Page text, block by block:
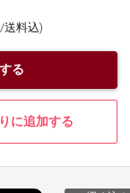
送料込)
る
に追加する